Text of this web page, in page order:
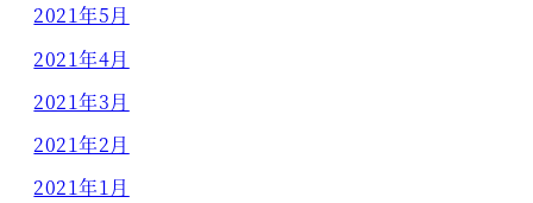
2021年5月
2021年4月
2021年3月
2021年2月
2021年1月